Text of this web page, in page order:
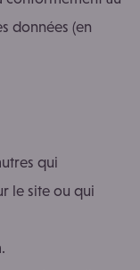
données (en
qui
le site ou qui